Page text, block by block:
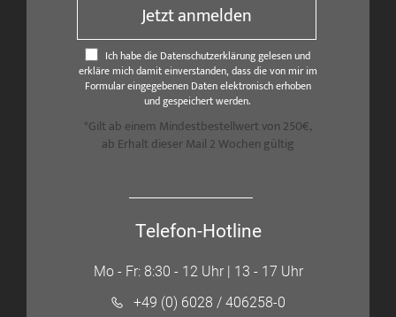
Jetzt anmelden
Ich habe die Datenschutzerklärung gelesen und
erkläre mich damit einverstanden, dass die von mir im
Formular eingegebenen Daten elektronisch erhoben
und gespeichert werden.
*Gilt ab einem Mindestbestellwert von 250€,
ab Erhalt dieser Mail 2 Wochen gültig
Telefon-Hotline
Mo - Fr: 8:30 - 12 Uhr | 13 - 17 Uhr
+49 (0) 6028 / 406258-0